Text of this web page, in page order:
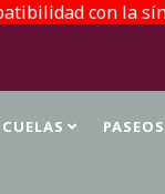
con la